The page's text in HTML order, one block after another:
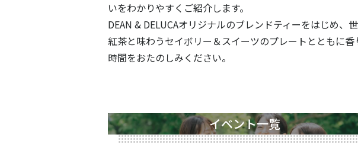
いをわかりやすくご紹介します。
DEAN & DELUCAオリジナルのブレンドティーをはじめ
紅茶と味わうセイボリー＆スイーツのプレートとともに
時間をおたのしみください。
イベント一覧